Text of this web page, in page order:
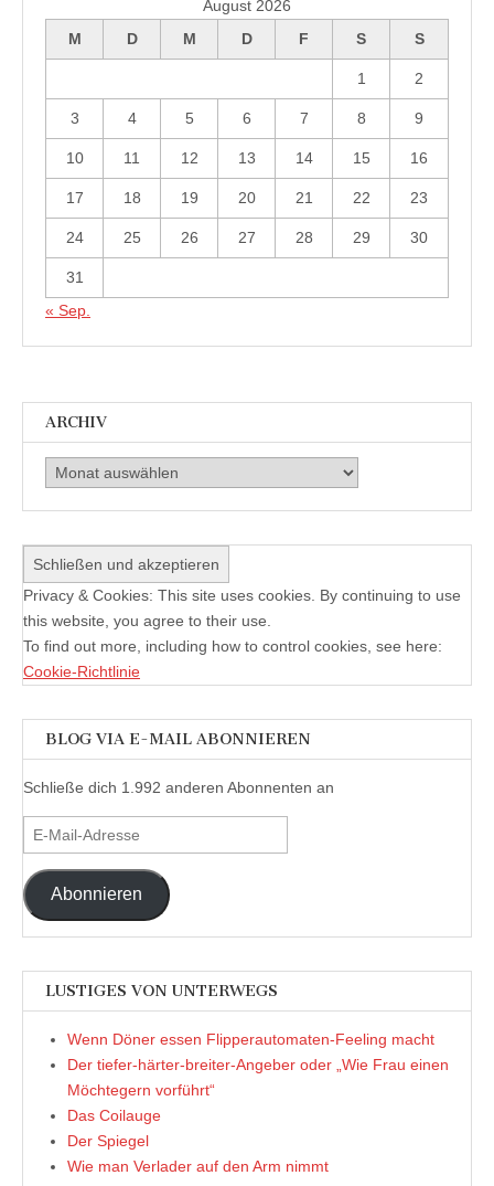
August 2026
M
D M D F S S
1 2
3 4 5 6 7 8 9
10 11 12 13 14 15 16
17 18 19 20 21 22 23
24 25 26 27 28 29 30
31
« Sep.
ARCHIV
Archiv
Privacy & Cookies: This site uses cookies. By continuing to use
this website, you agree to their use.
To find out more, including how to control cookies, see here:
Cookie-Richtlinie
BLOG VIA E-MAIL ABONNIEREN
Schließe dich 1.992 anderen Abonnenten an
E-
Mail-
Adresse
Abonnieren
LUSTIGES VON UNTERWEGS
Wenn Döner essen Flipperautomaten-Feeling macht
Der tiefer-härter-breiter-Angeber oder „Wie Frau einen
Möchtegern vorführt“
Das Coilauge
Der Spiegel
Wie man Verlader auf den Arm nimmt